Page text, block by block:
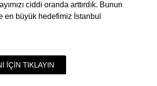
ciddi oranda arttırdık. Bunun
en büyük hedefimiz İstanbul
İÇİN TIKLAYIN